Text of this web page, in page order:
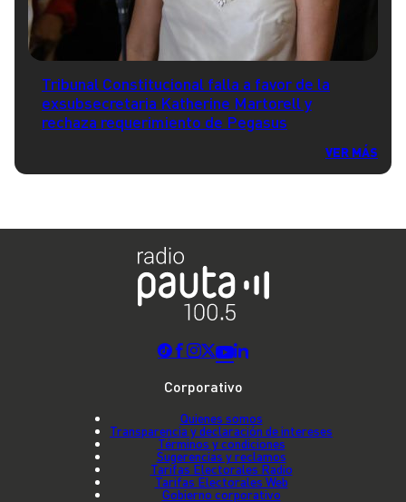
Tribunal Constitucional falla a favor de la
exsubsecretaria Katherine Martorell y
rechaza requerimiento de Pegasus
VER MÁS
Corporativo
Quienes somos
Transparencia y declaración de intereses
Términos y condiciones
Sugerencias y reclamos
Tarifas Electorales Radio
Tarifas Electorales Web
Gobierno corporativo